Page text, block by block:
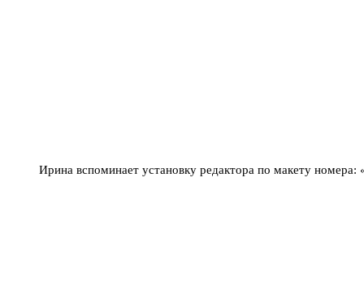
Ирина вспоминает установку редактора по макету номера: